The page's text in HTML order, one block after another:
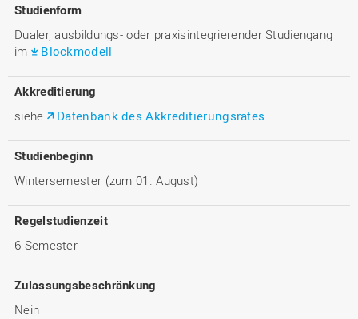
Studienform
Dualer, ausbildungs- oder praxisintegrierender Studiengang
im
Blockmodell
Akkreditierung
siehe
Datenbank des Akkreditierungsrates
Studienbeginn
Wintersemester (zum 01. August)
Regelstudienzeit
6 Semester
Zulassungsbeschränkung
Nein